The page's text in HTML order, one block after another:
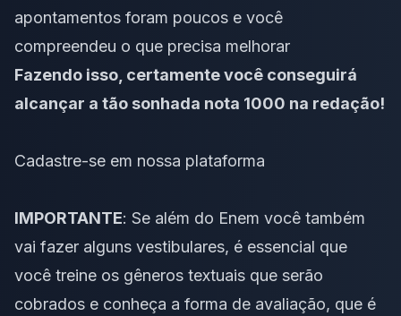
apontamentos foram poucos e você
compreendeu o que precisa melhorar
Fazendo isso, certamente você conseguirá
alcançar a tão sonhada nota 1000 na redação!
Cadastre-se em nossa plataforma
IMPORTANTE: Se além do Enem você também
vai fazer alguns vestibulares, é essencial que
você treine os gêneros textuais que serão
cobrados e conheça a forma de avaliação, que é